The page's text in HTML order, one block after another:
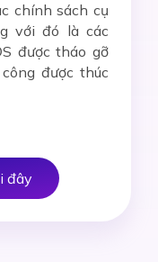
chính sách cụ
với đó là các
được tháo gỡ
được thúc
đây